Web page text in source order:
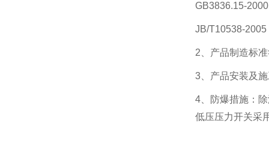
GB3836.15-
JB/T10538-
2、产品制造标
3、产品安装及
4、防爆措施：
低压压力开关采